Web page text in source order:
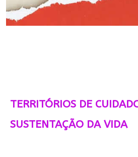
TERRITÓRIOS DE
SUSTENTAÇÃO DA VIDA